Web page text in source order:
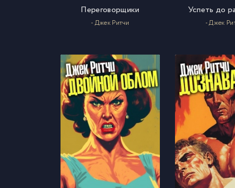
Переговорщики
- Джек Ритчи
Успеть до
- Джек